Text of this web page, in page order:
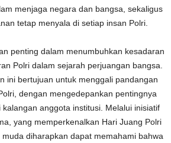
menjaga negara dan bangsa, sekaligus
tetap menyala di setiap insan Polri.
penting dalam menumbuhkan kesadaran
Polri dalam sejarah perjuangan bangsa.
ini bertujuan untuk menggali pandangan
dengan mengedepankan pentingnya
anggota institusi. Melalui inisiatif
yang memperkenalkan Hari Juang Polri
diharapkan dapat memahami bahwa